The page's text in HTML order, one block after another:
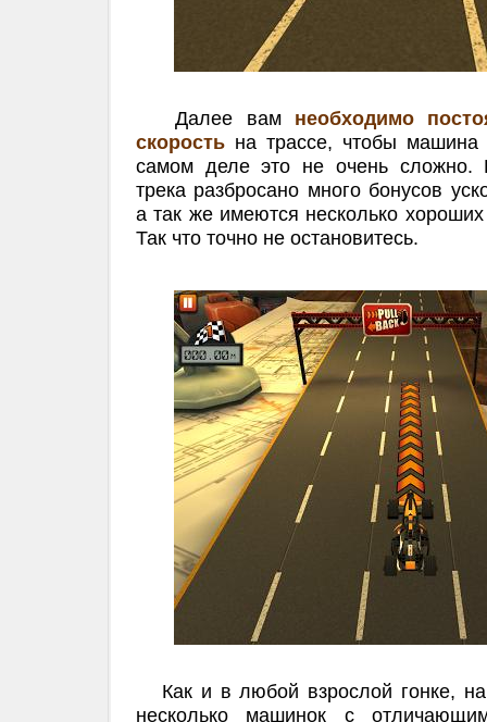
Далее вам необходимо
скоростьна трассе, чтобы машина
самом деле это не очень сложно.
трека разбросано много бонусов
а так же имеются несколько
Так что точно не остановитесь.
Как и в любой взрослой гонке, на
несколько машинок с